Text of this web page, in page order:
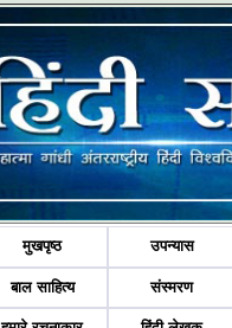
मुखपृष्ठ उपन्यास
बाल साहित्य संस्मरण